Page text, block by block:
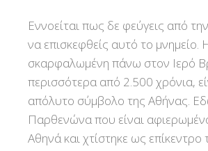
Εννοείται πως δε φεύγεις από
να επισκεφθείς αυτό το μνημείο.
σκαρφαλωμένη πάνω στον Ιερό
περισσότερα από 2.500 χρόνια,
απόλυτο σύμβολο της Αθήνας.
Παρθενώνα που είναι
Αθηνά και χτίστηκε ως